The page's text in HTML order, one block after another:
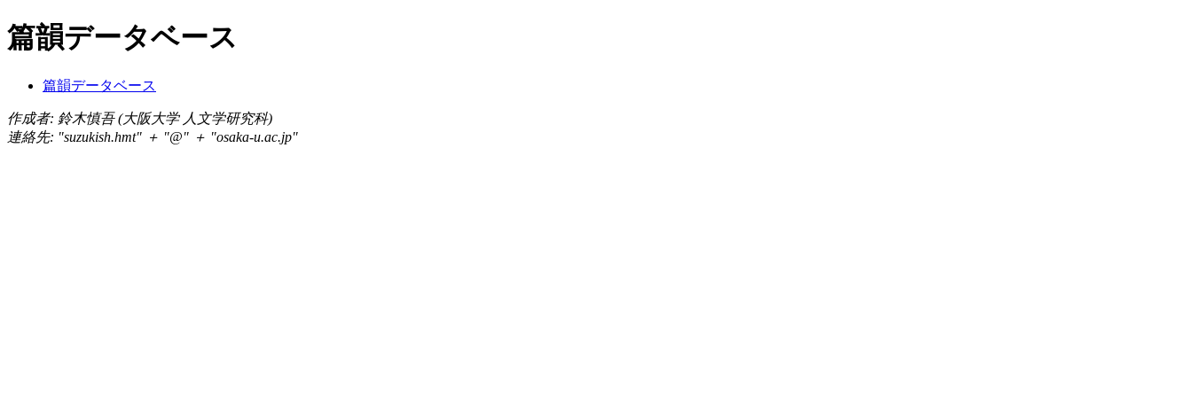
篇韻データベース
篇韻データベース
作成者: 鈴木慎吾 (大阪大学 人文学研究科)
連絡先: "suzukish.hmt" ＋ "@" ＋ "osaka-u.ac.jp"